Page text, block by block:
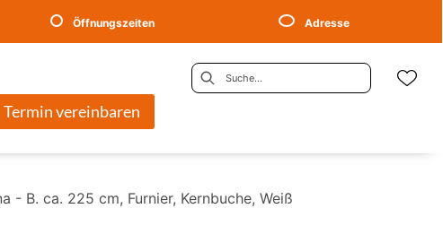
Öffnungszeiten Adresse
Termin vereinbaren
- B. ca. 225 cm, Furnier, Kernbuche, Weiß